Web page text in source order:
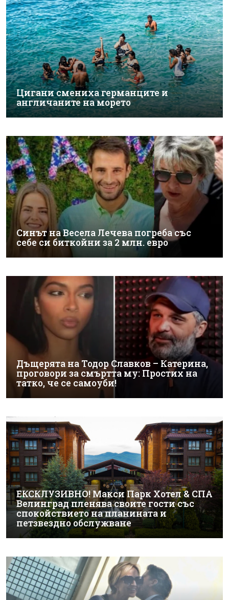
Цигани смениха германците и
англичаните на морето
Синът на Весела Лечева погреба със
себе си биткойни за 2 млн. евро
Дъщерята на Тодор Славков – Катерина,
проговори за смъртта му: Простих на
татко, че се самоуби!
ЕКСКЛУЗИВНО! Макси Парк Хотел & СПА
Велинград пленява своите гости със
спокойствието на планината и
петзвездно обслужване